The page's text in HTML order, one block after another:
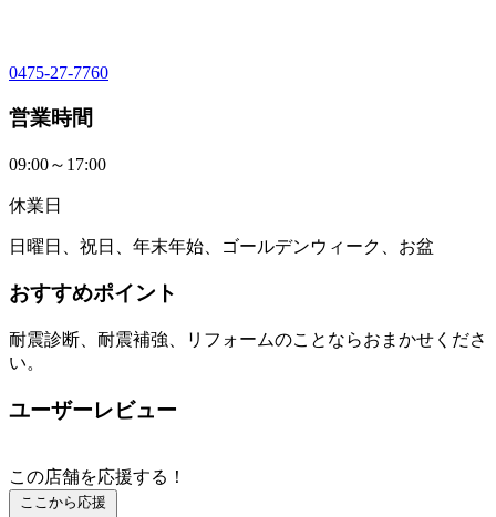
0475-27-7760
営業時間
09:00～17:00
休業日
日曜日、祝日、年末年始、ゴールデンウィーク、お盆
おすすめポイント
耐震診断、耐震補強、リフォームのことならおまかせくださ
い。
ユーザーレビュー
この店舗を応援する！
ここから応援